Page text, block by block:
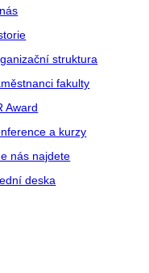
struktura
fakulty
Award
a kurzy
nás najdete
deska